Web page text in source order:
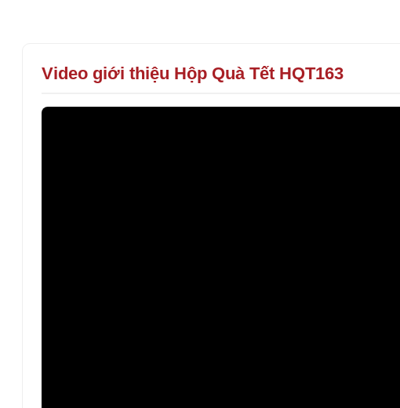
Video giới thiệu Hộp Quà Tết HQT163